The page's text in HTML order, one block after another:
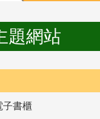
題網站
子書櫃